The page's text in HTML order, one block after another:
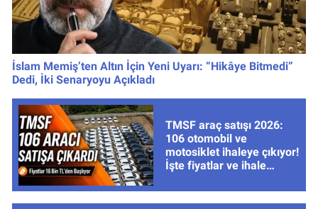
İslam Memiş’ten Altın İçin Yeni Uyarı: “Hikâye Bitmedi”
Dedi, İki Senaryoyu Açıkladı
TMSF araç satışı 2026:
106 otomobil ve
motosiklet ihaleye çıkıyor!
İşte fiyatlar ve ihale